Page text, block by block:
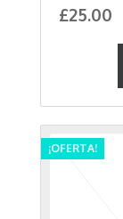
£25.00
¡OFERTA!